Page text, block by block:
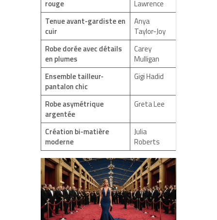
rouge
Lawrence
Tenue avant-gardiste en
cuir
Anya
Taylor-Joy
Robe dorée avec détails
en plumes
Carey
Mulligan
Ensemble tailleur-
pantalon chic
Gigi Hadid
Robe asymétrique
argentée
Greta Lee
Création bi-matière
moderne
Julia
Roberts